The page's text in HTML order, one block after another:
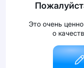
Это очень
о